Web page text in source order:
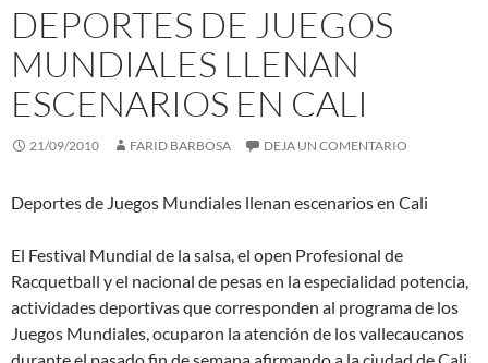
DEPORTES DE JUEGOS
MUNDIALES LLENAN
ESCENARIOS EN CALI
21/09/2010 FARID BARBOSA DEJA UN COMENTARIO
Deportes de Juegos Mundiales llenan escenarios en Cali
El Festival Mundial de la salsa, el open Profesional de
Racquetball y el nacional de pesas en la especialidad potencia,
actividades deportivas que corresponden al programa de los
Juegos Mundiales, ocuparon la atención de los vallecaucanos
durante el pasado fin de semana afirmando a la ciudad de Cali,